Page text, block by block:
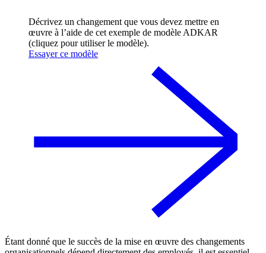
Décrivez un changement que vous devez mettre en
œuvre à l’aide de cet exemple de modèle ADKAR
(cliquez pour utiliser le modèle).
Essayer ce modèle
Étant donné que le succès de la mise en œuvre des changements